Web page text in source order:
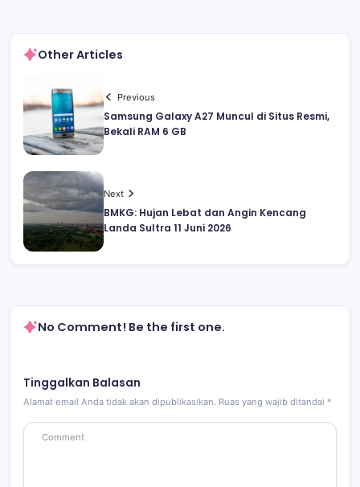
Other Articles
Previous
Samsung Galaxy A27 Muncul di Situs Resmi,
Bekali RAM 6 GB
Next
BMKG: Hujan Lebat dan Angin Kencang
Landa Sultra 11 Juni 2026
No Comment! Be the first one.
Tinggalkan Balasan
Alamat email Anda tidak akan dipublikasikan. Ruas yang wajib ditandai *